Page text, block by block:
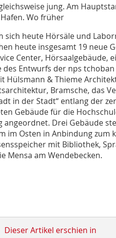
jung. Am
Wo früher
sich heute Hörsäle und
heute insgesamt 19 neue
Center, Hörsaalgebäude,
Entwurfs der nps
Hülsmann & Thieme
Bramsche, das
in der Stadt“ entlang der
Gebäude für die
angeordnet. Drei Gebäude
im Osten in Anbindung zum
mit Bibliothek,
Mensa am Wendebecken.
Dieser Artikel erschien in